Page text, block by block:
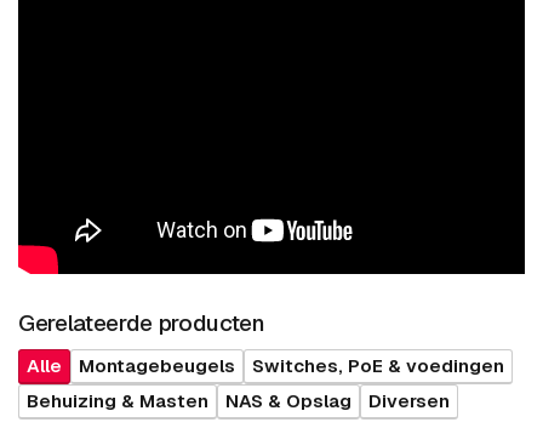
Gerelateerde producten
Alle Montagebeugels
Switches, PoE & voedingen
Behuizing & Masten
NAS & Opslag
Diversen